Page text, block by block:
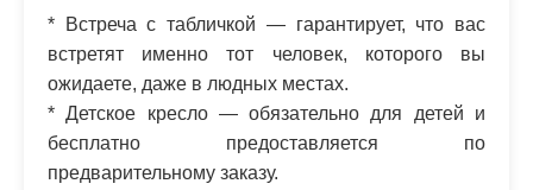
* Встреча с табличкой — гарантирует, что вас
встретят именно тот человек, которого вы
ожидаете, даже в людных местах.
* Детское кресло — обязательно для детей и
бесплатно предоставляется по
предварительному заказу.